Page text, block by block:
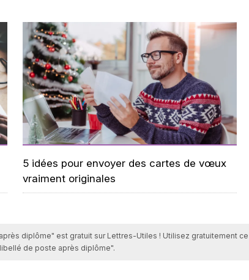
5 idées pour envoyer des cartes de vœux
vraiment originales
diplôme" est gratuit sur Lettres-Utiles ! Utilisez gratuitement
de poste après diplôme".